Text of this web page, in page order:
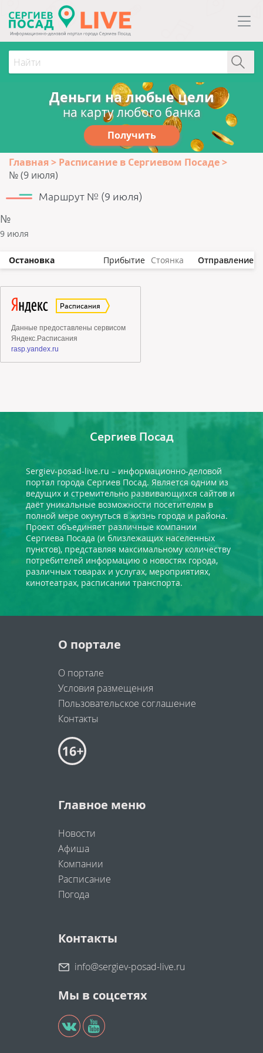
Деньги на любые цели
на карту любого банка
Получить
Главная
Расписание в Сергиевом Посаде
№ (9 июля)
Маршрут № (9 июля)
№
9 июля
Остановка Прибытие Стоянка Отправление
Сергиев Посад
Sergiev-posad-live.ru – информационно-деловой
портал города Сергиев Посад. Является одним из
ведущих и стремительно развивающихся сайтов и
даёт уникальные возможности посетителям в
полной мере окунуться в жизнь города и района.
Проект объединяет различные компании
Сергиева Посада (и близлежащих населенных
пунктов), представляя максимальному количеству
потребителей информацию о новостях города,
различных товарах и услугах, мероприятиях,
кинотеатрах, расписании транспорта.
О портале
О портале
Условия размещения
Пользовательское соглашение
Контакты
Главное меню
Новости
Афиша
Компании
Расписание
Погода
Контакты
info@sergiev-posad-live.ru
Мы в соцсетях